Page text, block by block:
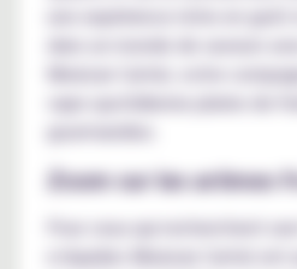
une expérience riche en goût
dans un monde de saveurs
Mexican Cartel, votre
vape quotidienne pleine de
Zoom sur les arômes
Pour ceux qui recherchent
e-liquides Mexican Cartel ont